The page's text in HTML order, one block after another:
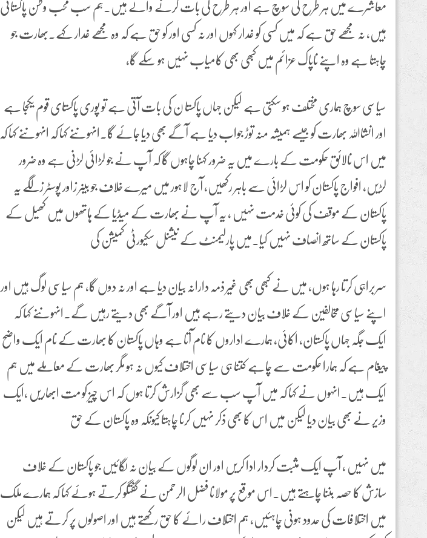
معاشرے میں ہر طرح کی سوچ ہے اور ہر طرح کی بات کرنے والے ہیں۔ہم سب محب وطن پاکستانی
ہیں، نہ مجھے حق ہے کہ میں کسی کو غدار کہوں اور نہ کسی اور کو حق ہے کہ وہ مجھے غدار کہے۔بھارت جو
چاہتا ہے وہ اپنے ناپاک عزائم میں کبھی بھی کامیاب نہیں ہو سکے گا،
سیاسی سوچ ہماری مختلف ہو سکتی ہے لیکن جہاں پاکستا ن کی بات آتی ہے تو پوری پاکستای قوم یکجا ہے
اور انشااللہ بھارت کو جیسے ہمیشہ منہ توڑ جواب دیا ہے آگے بھی دیا جائے گا۔انہوںنے کہا کہ انہوںنے کہا کہ
میں اس نالائق حکومت کے بارے میں یہ ضرور کہنا چاہوں گا کہ آپ نے جو لڑائی لڑنی ہے وہ ضرور
لڑیں، افواج پاکستان کو اس لڑائی سے باہر رکھیں، آج لاہور میں میرے خلاف جو بینر زاور پوسٹر زلگے یہ
پاکستان کے موقف کی کوئی خدمت نہیں ، یہ آپ نے بھارت کے میڈیا کے ہاتھوں میں کھیل کے
پاکستان کے ساتھ انصاف نہیں کیا۔میں پارلیمنٹ کے نیشنل سکیورٹی کمیشن کی
سربراہی کرتا رہا ہوں، میں نے کبھی بھی غیر ذمہ دارانہ بیان دیا ہے اور نہ دوں گا، ہم سیاسی لوگ ہیں اور
اپنے سیاسی مخالفین کے خلاف بیان دیتے رہے ہیں اور آگے بھی دیتے رہیں گے۔انہوںنے کہا کہ
ایک جگہ جہاں پاکستان، اکائی، ہمارے اداروں کا نام آتا ہے وہاں پاکستان کا بھارت کے نام ایک واضح
پیغام ہے کہ ہمارا حکومت سے چاہے کتنا ہی سیاسی اختلاف کیوں نہ ہو مگر بھارت کے معاملے میں ہم
ایک ہیں۔انہوں نے کہا کہ میں آپ سب سے بھی گزارش کرتا ہوں کہ اس چیز کو مت ابھاریں ،ایک
وزیر نے بھی بیان دیا لیکن میں اس کا بھی ذکر نہیں کرنا چاہتا کیونکہ وہ پاکستان کے حق
میں نہیں ، آپ ایک مثبت کردار ادا کریں اور ان لوگوں کے بیان نہ لگائیں جو پاکستان کے خلاف
سازش کا حصہ بننا چاہتے ہیں۔اس موقع پر مولانا فضل الرحمن نے گفتگو کرتے ہوئے کہا کہ ہمارے ملک
میں اختلافات کی حدود ہونی چاہئیں، ہم اختلاف رائے کا حق رکھتے ہیں اور اصولوں پر کرتے ہیں لیکن